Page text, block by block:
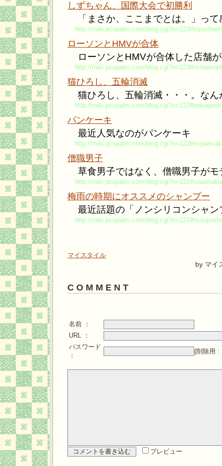
しずちゃん、国際大会で初勝利
「まさか、ここまでとは。」っ
http://miki.pcspalm.com/
ローソンとHMVが合体
ローソンとHMVが合体した店舗
http://miki.pcspalm.com/blog.cgi?n=123#m-
猫ひろし、五輪消滅
猫ひろし、五輪消滅・・・。な
http://miki.pcspalm.com/blog.cgi?n=122#nekogorin
パンケーキ
最近人気なのがパンケーキ
http://miki.pcspalm.com/blog.cgi?n=122#m-
僧職男子
草食男子ではなく、僧職男子がモ
http://miki.pcspalm.com/
梅雨の時期にオススメのシャンプー
最近話題の「ノンシリコンシャン
http://miki.pcspalm.com/blog.cgi?n=121#m-
マイスタイル
by マイ
C O M M E N T
名前 ：
URL ：
パスワード
：
(削除用 :
プレビュー